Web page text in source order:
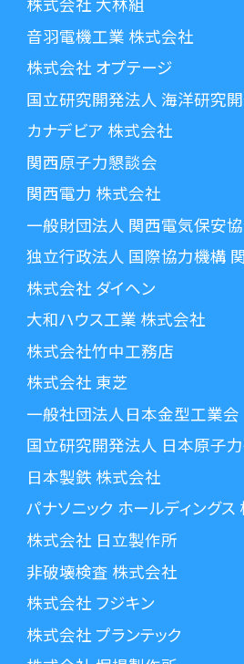
音羽電機工業 株式会社
株式会社 オプテージ
国立研究開発法人 海洋研究
カナデビア 株式会社
関西原子力懇談会
関西電力 株式会社
一般財団法人 関西電気保安
独立行政法人 国際協力機構
株式会社 ダイヘン
大和ハウス工業 株式会社
株式会社竹中工務店
株式会社 東芝
一般社団法人日本金型工業会
国立研究開発法人 日本原子
日本製鉄 株式会社
パナソニック ホールディング
株式会社 日立製作所
非破壊検査 株式会社
株式会社 フジキン
株式会社 プランテック